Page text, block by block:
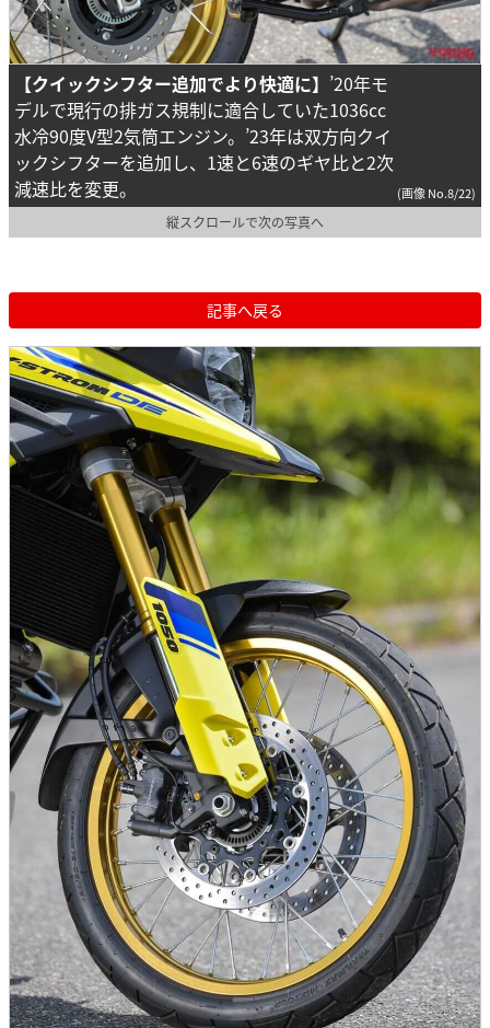
【クイックシフター追加でより快適に】 ’20年モ
デルで現行の排ガス規制に適合していた1036cc
水冷90度V型2気筒エンジン。’23年は双方向クイ
ックシフターを追加し、1速と6速のギヤ比と2次
減速比を変更。
(画像 No.8/22)
縦スクロールで次の写真へ
記事へ戻る